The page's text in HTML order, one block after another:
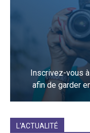
Inscrivez-vous
afin de garder
L'ACTUALITÉ